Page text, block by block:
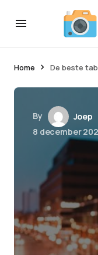
Home De beste
By
Joep
8 december